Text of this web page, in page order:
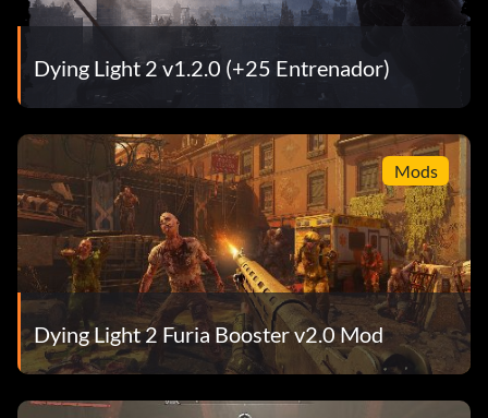
Dying Light 2 v1.2.0 (+25 Entrenador)
Mods
Dying Light 2 Furia Booster v2.0 Mod